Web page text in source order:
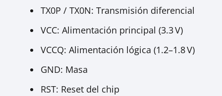
TX0P / TX0N: Transmisión diferencial
VCC: Alimentación principal (3.3 V)
VCCQ: Alimentación lógica (1.2–1.8 V)
GND: Masa
RST: Reset del chip